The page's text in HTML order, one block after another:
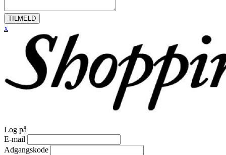
TILMELD
x
Log på
E-mail
Adgangskode